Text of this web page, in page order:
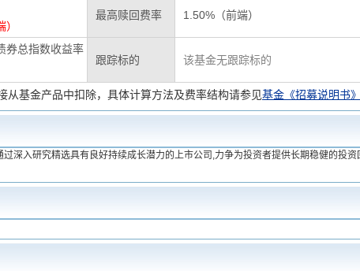
最高赎回费率 1.50%（前端）
券总指数收益率
跟踪标的 该基金无跟踪标的
从基金产品中扣除，具体计算方法及费率结构请参见基金《招募说明书》
深入研究精选具有良好持续成长潜力的上市公司,力争为投资者提供长期稳健的投资